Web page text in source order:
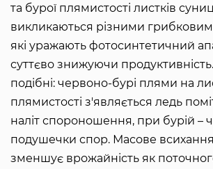
та бурої плямистості листків
викликаються різними
які уражають фотосинтетичний
суттєво знижуючи
подібні: червоно-бурі плями на
плямистості з'являється ледь
наліт спороношення, при бурій –
подушечки спор. Масове всихання
зменшує врожайність як